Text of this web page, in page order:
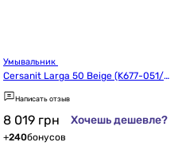
Cersanit Larga 50 Beige (K677-051/C
CWT1001446401)
Написать отзыв
8 019 грн Хочешь дешевле?
+240бонусов